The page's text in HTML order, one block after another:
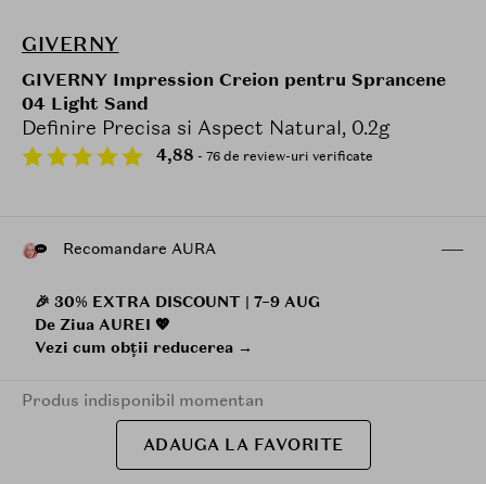
GIVERNY
GIVERNY Impression Creion pentru Sprancene
04 Light Sand
Definire Precisa si Aspect Natural, 0.2g
4,88 - 76 de review-uri verificate
Recomandare AURA
🎉 30% EXTRA DISCOUNT | 7–9 AUG
De Ziua AUREI 💖
Vezi cum obții reducerea →
Produs indisponibil momentan
ADAUGA LA FAVORITE